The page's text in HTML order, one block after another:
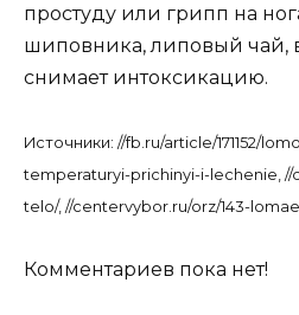
простуду или грипп на
шиповника, липовый чай,
снимает интоксикацию.
Источники: //fb.ru/article/171152/
temperaturyi-prichinyi-i-lechenie,
telo/, //centervybor.ru/orz/143-
Комментариев пока нет!